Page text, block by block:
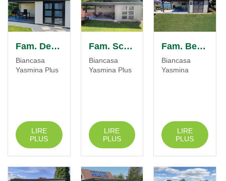
Fam. Delaere
Biancasa
Yasmina Plus
LIRE
PLUS
Fam. Scolas
Biancasa
Yasmina Plus
LIRE
PLUS
Fam. Berckmans
Biancasa
Yasmina
LIRE
PLUS